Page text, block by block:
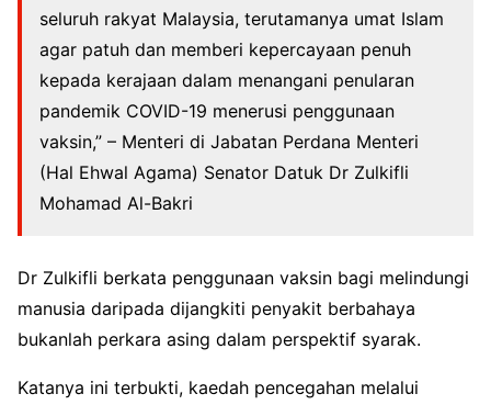
seluruh rakyat Malaysia, terutamanya umat Islam
agar patuh dan memberi kepercayaan penuh
kepada kerajaan dalam menangani penularan
pandemik COVID-19 menerusi penggunaan
vaksin,” – Menteri di Jabatan Perdana Menteri
(Hal Ehwal Agama) Senator Datuk Dr Zulkifli
Mohamad Al-Bakri
Dr Zulkifli berkata penggunaan vaksin bagi melindungi
manusia daripada dijangkiti penyakit berbahaya
bukanlah perkara asing dalam perspektif syarak.
Katanya ini terbukti, kaedah pencegahan melalui